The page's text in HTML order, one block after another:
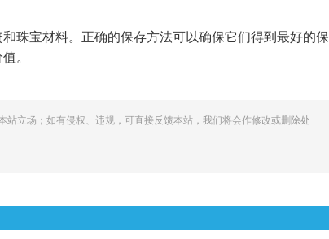
珠宝材料。正确的保存方法可以确保它们得到最好的保
。
站立场；如有侵权、违规，可直接反馈本站，我们将会作修改或删除处